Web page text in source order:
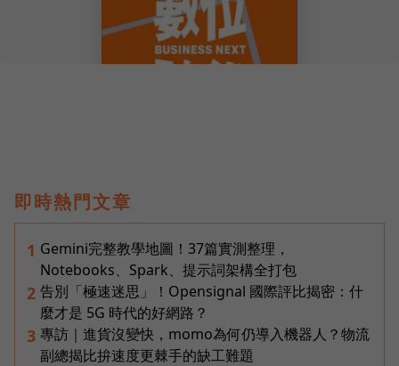
即時熱門文章
1 Gemini完整教學地圖！37篇實測整理，
Notebooks、Spark、提示詞架構全打包
2 告別「極速迷思」！Opensignal 國際評比揭密：什
麼才是 5G 時代的好網路？
3 專訪｜進貨沒變快，momo為何仍導入機器人？物流
副總揭比拚速度更棘手的缺工難題